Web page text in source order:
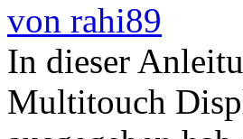
von rahi89
In dieser
Multitouch